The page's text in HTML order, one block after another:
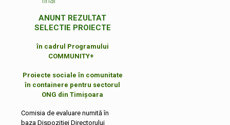
ANUNT REZULTAT
SELECTIE PROIECTE
în cadrul Programului
COMMUNITY+
Proiecte sociale în comunitate
în containere pentru sectorul
ONG din Timișoara
Comisia de evaluare numită în
baza Dispoziției Directorului